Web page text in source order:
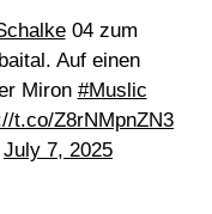
04 zum
Auf einen
Miron #Muslic
t.co/Z8rNMpnZN3
July 7, 2025